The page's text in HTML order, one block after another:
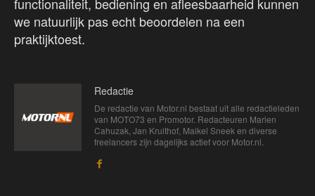
we natuurlijk pas echt beoordelen na een
praktijktoest.
Redactie
De redactie van Motor.nl bestaat uit alle redactieleden
van MOTO73 en Promotor. Redacteuren Marien
Cahuzak, Jan Kruithof, Maikel Sneek en diverse
freelancers zijn dagelijks actief voor Motor.nl.